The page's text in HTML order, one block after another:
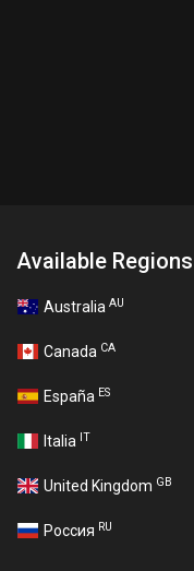
Available Regions
Australia AU
Canada CA
España ES
Italia IT
United Kingdom GB
Россия RU